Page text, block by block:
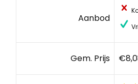
Aanbod
Gem. Prijs